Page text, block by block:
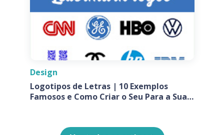
Design
Logotipos de Letras | 10 Exemplos
Famosos e Como Criar o Seu Para a Sua